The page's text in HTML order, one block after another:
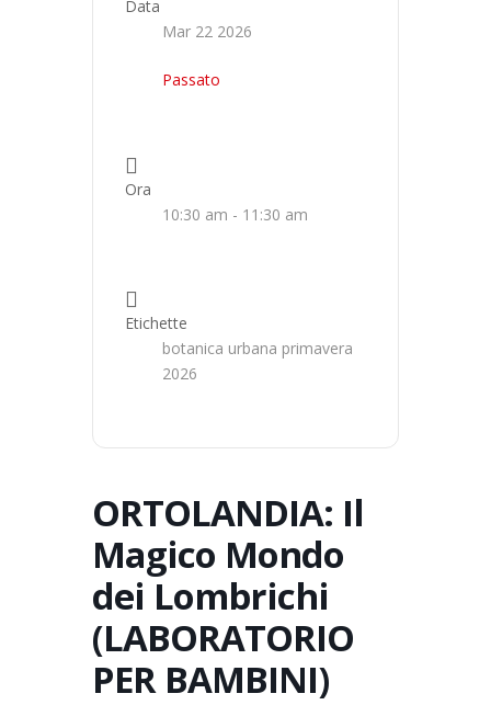
Data
Mar 22 2026
Passato
Ora
10:30 am - 11:30 am
Etichette
botanica urbana primavera
2026
ORTOLANDIA: Il
Magico Mondo
dei Lombrichi
(LABORATORIO
PER BAMBINI)